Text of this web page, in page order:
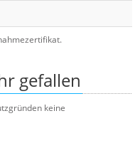
gefallen
keine